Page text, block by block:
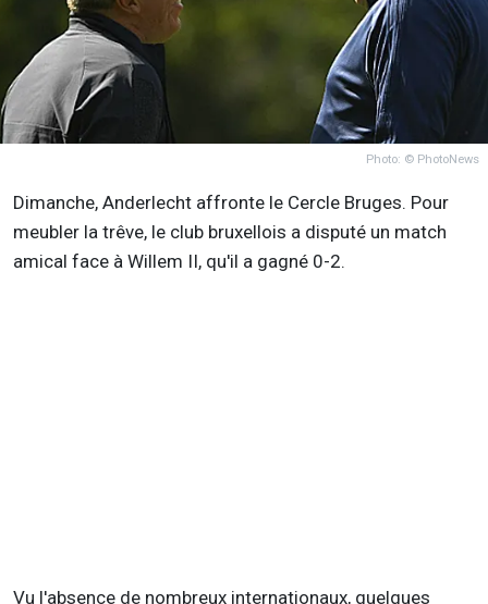
Photo: © PhotoNews
Dimanche, Anderlecht affronte le Cercle Bruges. Pour
meubler la trêve, le club bruxellois a disputé un match
amical face à Willem II, qu'il a gagné 0-2.
Vu l'absence de nombreux internationaux, quelques